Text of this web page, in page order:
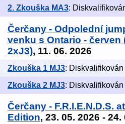
2. Zkouška MA3:
Čerčany - Odpolední
venku s Ontario - červen
2xJ3), 11. 06. 2026
Zkouška 1 MJ3: Diskvalifikován
Zkouška 2 MJ3: Diskvalifikován
Čerčany - F.R.I.E.N.D.S.
Edition, 23. 05. 2026 - 24.